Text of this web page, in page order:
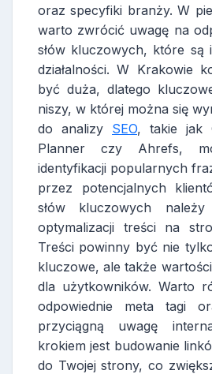
oraz specyfiki branży. W
warto zwrócić uwagę na
słów kluczowych, które są
działalności. W Krakowie
być duża, dlatego
niszy, w której można się
do analizy SEO, takie jak
Planner czy Ahrefs,
identyfikacji popularnych
przez potencjalnych
słów kluczowych
optymalizacji treści na
Treści powinny być nie
kluczowe, ale także
dla użytkowników. Warto
odpowiednie meta tagi
przyciągną uwagę
krokiem jest budowanie
do Twojej strony, co